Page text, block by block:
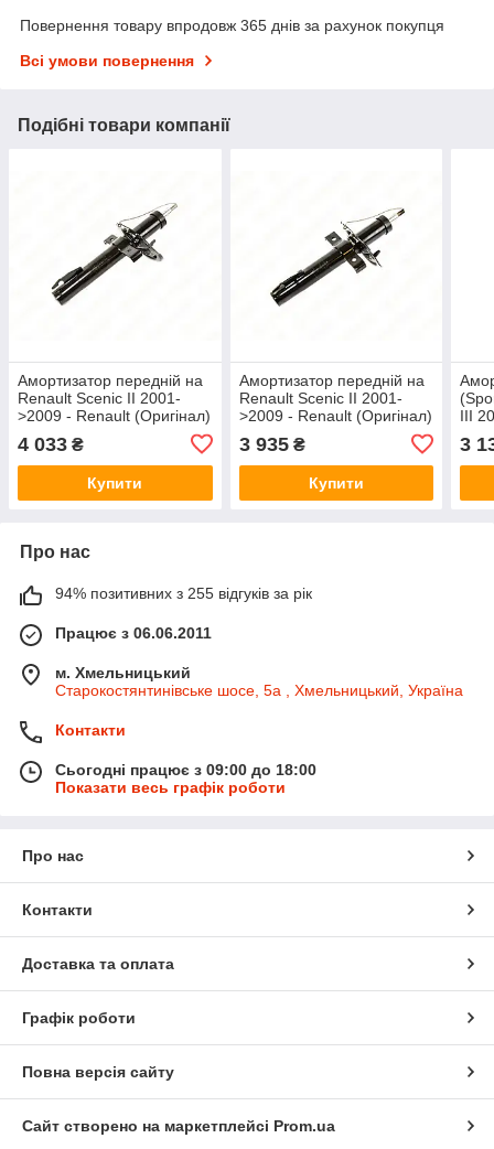
Повернення товару впродовж 365 днів за рахунок покупця
Всі умови повернення
Подібні товари компанії
Амортизатор передній на
Renault Scenic II 2001-
>2009 - Renault (Оригінал)
4 033 ₴
Купити
Амортизатор передній на
Renault Scenic II 2001-
>2009 - Renault (Оригінал)
3 935₴
Купити
III
3
Про нас
94% позитивних з 255 відгуків за рік
Працює з 06.06.2011
м. Хмельницький
Старокостянтинівське шосе, 5а , Хмельницький, Україна
Контакти
Сьогодні працює з 09:00 до 18:00
Показати весь графік роботи
Про нас
Контакти
Доставка та оплата
Графік роботи
Повна версія сайту
Сайт створено на маркетплейсі Prom.ua